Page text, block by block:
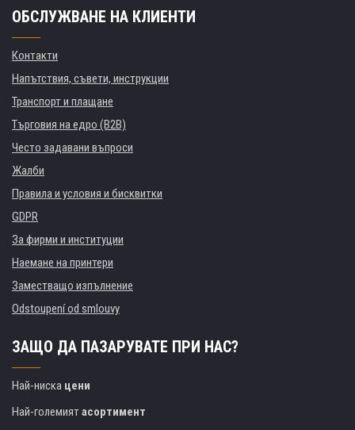
ОБСЛУЖВАНЕ НА КЛИЕНТИ
Контакти
Напътствия, съвети, инструкции
Транспорт и плащане
Търговия на едро (B2B)
Често задавани въпроси
Жалби
Правила и условия и бисквитки
GDPR
За фирми и институции
Наемане на принтери
Заместващо изпълнение
Odstoupení od smlouvy
ЗАЩО ДА ПАЗАРУВАТЕ ПРИ НАС?
Най-ниска цени
Най-големиятасортимент